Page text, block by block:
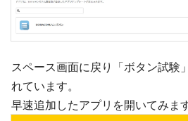
スペース画面に戻り「ボタン試験
れています。
早速追加したアプリを開いてみます